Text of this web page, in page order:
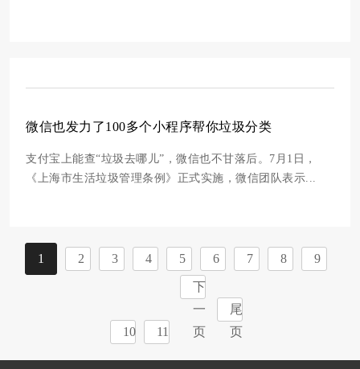
微信也发力了100多个小程序帮你垃圾分类
支付宝上能查“垃圾去哪儿”，微信也不甘落后。7月1日，
《上海市生活垃圾管理条例》正式实施，微信团队表示...
1 2 3 4 5 6 7 8 9
10 11
下
一
页
尾
页